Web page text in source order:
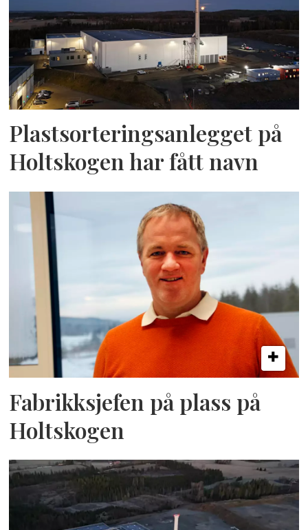
Plastsorteringsanlegget på
Holtskogen har fått navn
Fabrikksjefen på plass på
Holtskogen